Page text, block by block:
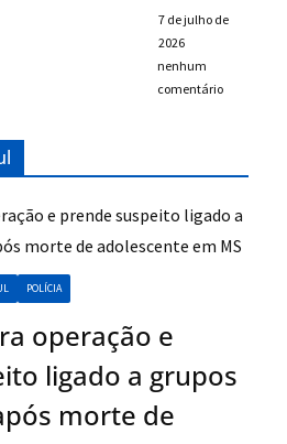
7 de julho de
2026
nenhum
comentário
POLÍCIA
operação e
ligado a grupos
morte de